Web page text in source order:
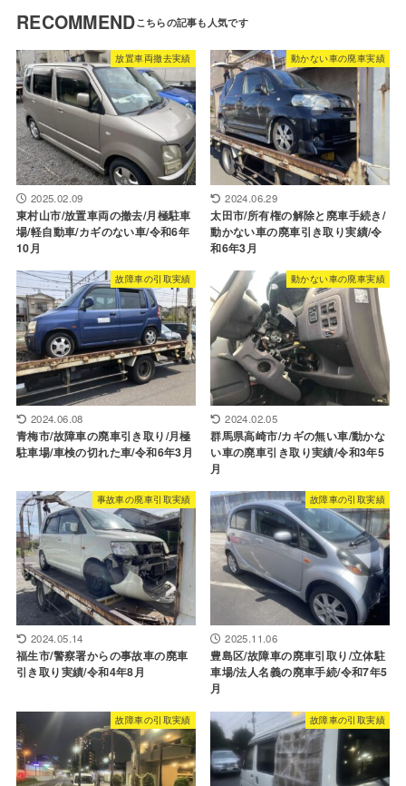
RECOMMEND
放置車両撤去実績
2025.02.09
東村山市/放置車両の撤去/月極駐車
場/軽自動車/カギのない車/令和6年
10月
動かない車の廃車実績
2024.06.29
太田市/所有権の解除と廃車手続き/
動かない車の廃車引き取り実績/令
和6年3月
故障車の引取実績
2024.06.08
青梅市/故障車の廃車引き取り/月極
駐車場/車検の切れた車/令和6年3月
動かない車の廃車実績
2024.02.05
群馬県高崎市/カギの無い車/動かな
い車の廃車引き取り実績/令和3年5
月
事故車の廃車引取実績
2024.05.14
福生市/警察署からの事故車の廃車
引き取り実績/令和4年8月
故障車の引取実績
2025.11.06
豊島区/故障車の廃車引取り/立体駐
車場/法人名義の廃車手続/令和7年5
月
故障車の引取実績 故障車の引取実績